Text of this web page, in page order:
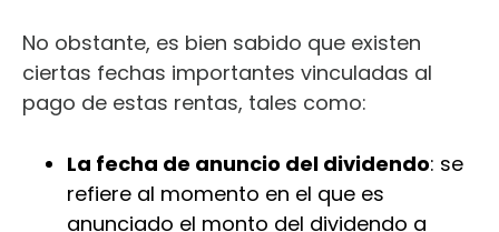
No obstante, es bien sabido que existen
ciertas fechas importantes vinculadas al
pago de estas rentas, tales como:
La fecha de anuncio del dividendo: se
refiere al momento en el que es
anunciado el monto del dividendo a